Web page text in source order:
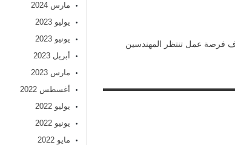
مارس 2024
يوليو 2023
يونيو 2023
أبريل 2023
مارس 2023
أغسطس 2022
يوليو 2022
يونيو 2022
مايو 2022